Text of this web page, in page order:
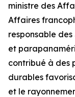
ministre des
Affaires
responsable
et
contribué à des
durables
et le